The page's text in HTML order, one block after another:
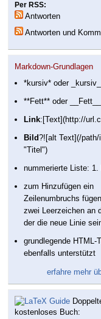
Per RSS:
Antworten
Antworten und
Markdown-Grundlagen
*kursiv* oder _kursiv_
**Fett** oder __Fett__
Link:[Text](http://
Bild?![alt Text](/path/
"Titel")
nummerierte Liste: 1.
zum Hinzufügen ein
Zeilenumbruchs
zwei Leerzeichen an
der die neue Linie
grundlegende HTML-
ebenfalls unterstützt
erfahre mehr
kostenloses Buch: